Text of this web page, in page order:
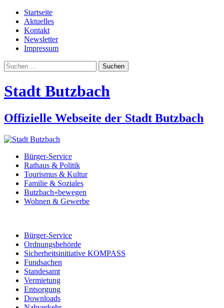
Startseite
Aktuelles
Kontakt
Newsletter
Impressum
Suchen
nach:
Stadt Butzbach
Offizielle Webseite der Stadt Butzbach
Bürger-Service
Rathaus & Politik
Tourismus & Kultur
Familie & Soziales
Butzbach»bewegen
Wohnen & Gewerbe
Bürger-Service
Ordnungsbehörde
Sicherheitsinitiative KOMPASS
Fundsachen
Standesamt
Vermietung
Entsorgung
Downloads